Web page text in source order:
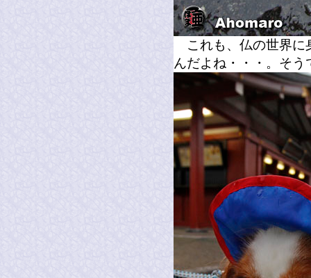
これも、仏の世界に
んだよね・・・。そ